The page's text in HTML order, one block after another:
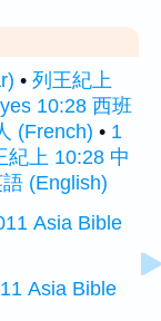
• 列王紀上
10:28 西班
(French) • 1
紀上 10:28 中
(English)
Asia Bible
Asia Bible